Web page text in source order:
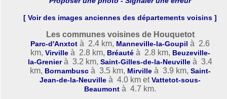
[ Voir des images anciennes des départements voisins ]
Les communes voisines de Houquetot
Parc-d'Anxtot à 2.4 km, Manneville-la-Goupil à 2.6
km, Virville à 2.8 km, Bréauté à 2.8 km, Beuzeville-
la-Grenierà 3.2 km,Saint-Gilles-de-la-Neuville à 3.4
km, Bornambusc à 3.5 km, Mirville à 3.9 km, Saint-
Jean-de-la-Neuville à 4.0 km etVattetot-sous-
Beaumont à 4.7 km.